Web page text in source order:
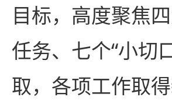
目标，高度聚焦
任务、七个“小切
取，各项工作取